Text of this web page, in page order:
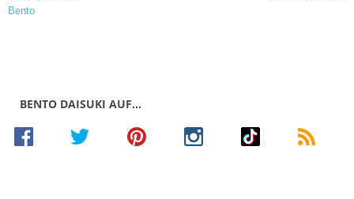
BENTO DAISUKI AUF…